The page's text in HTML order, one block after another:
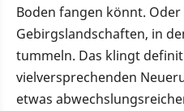
Boden fangen könnt.
Gebirgslandschaften, in
tummeln. Das klingt
vielversprechenden
etwas